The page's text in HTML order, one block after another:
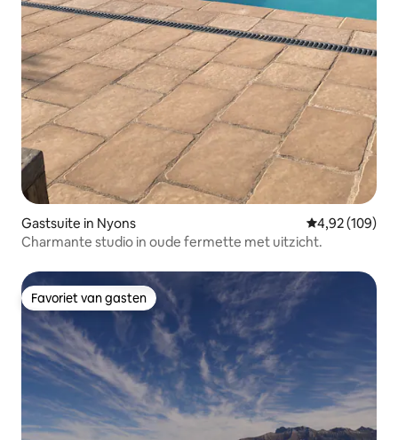
Gastsuite in Nyons Gemiddelde
4,92 (109)
Charmante studio in oude fermette met uitzicht.
Favoriet van gasten
Favoriet van gasten